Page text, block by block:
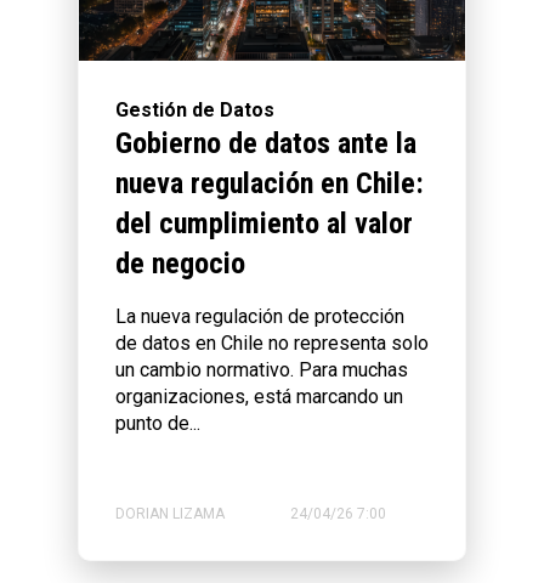
Gestión de Datos
Gobierno de datos ante la
nueva regulación en Chile:
del cumplimiento al valor
de negocio
La nueva regulación de protección
de datos en Chile no representa solo
un cambio normativo. Para muchas
organizaciones, está marcando un
punto de...
DORIAN LIZAMA 24/04/26 7:00